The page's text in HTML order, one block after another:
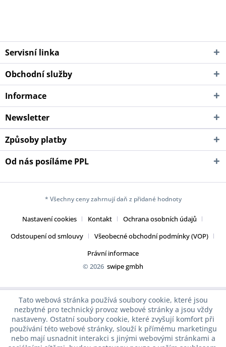
Servisní linka
Obchodní služby
Informace
Newsletter
Způsoby platby
Od nás posíláme PPL
* Všechny ceny zahrnují daň z přidané hodnoty
Nastavení cookies Kontakt
Ochrana osobních údajů
Odstoupení od smlouvy
Všeobecné obchodní podmínky (VOP)
Právní informace
© 2026 swipe gmbh
Tato webová stránka používá soubory cookie, které jsou
nezbytné pro technický provoz webové stránky a jsou vždy
nastaveny. Ostatní soubory cookie, které zvyšují komfort při
používání této webové stránky, slouží k přímému marketingu
nebo mají usnadnit interakci s jinými webovými stránkami a